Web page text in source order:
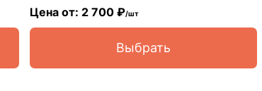
Цена от: 2 700 ₽/шт
Выбрать